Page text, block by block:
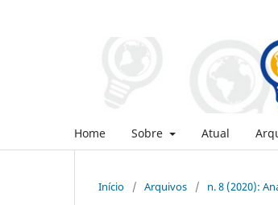
Home Sobre Atual
Início / Arquivos / n. 8 (2020):